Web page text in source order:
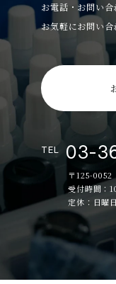
お電話・お問い合
お気軽にお問い合
TEL 03-
〒125-
受付時間：
定休：日曜